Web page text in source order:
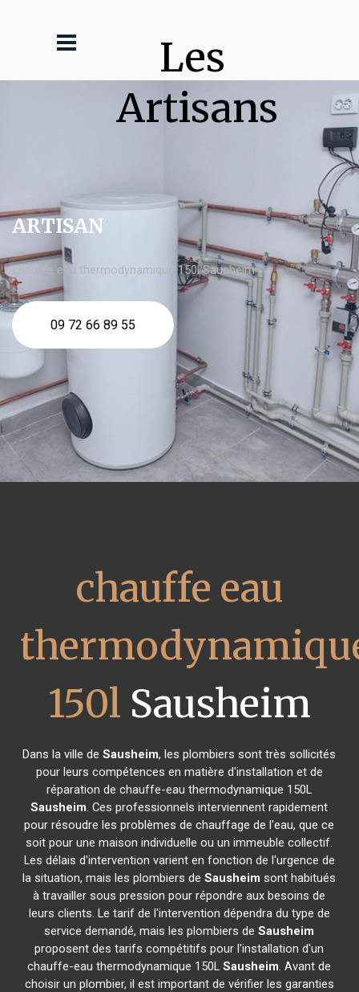
Les
Artisans
ARTISAN
chauffe eau thermodynamique 150l Sausheim
09 72 66 89 55
chauffe eau
150l Sausheim
Dans la ville deSausheim, les plombiers sont très sollicités
pour leurs compétences en matière d'installation et de
réparation de chauffe-eau thermodynamique 150L
Sausheim. Ces professionnels interviennent rapidement
pour résoudre les problèmes de chauffage de l'eau, que ce
soit pour une maison individuelle ou un immeuble collectif.
Les délais d'intervention varient en fonction de l'urgence de
la situation, mais les plombiers deSausheim sont habitués
à travailler sous pression pour répondre aux besoins de
leurs clients. Le tarif de l'intervention dépendra du type de
service demandé, mais les plombiers deSausheim
proposent des tarifs compétitifs pour l'installation d'un
chauffe-eau thermodynamique 150LSausheim. Avant de
choisir un plombier, il est important de vérifier les garanties